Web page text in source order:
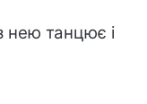
нею танцює і